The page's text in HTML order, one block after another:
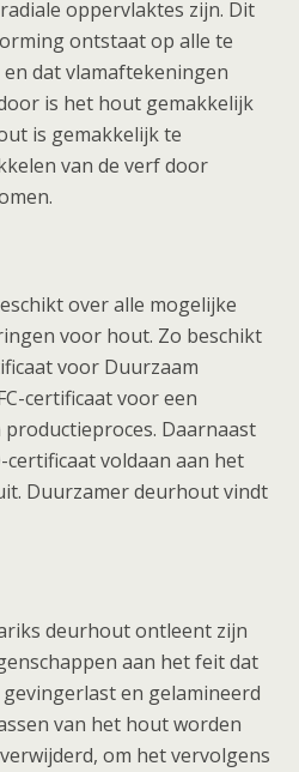
oppervlaktes zijn. Dit
ontstaat op alle te
dat vlamaftekeningen
is het hout gemakkelijk
is gemakkelijk te
van de verf door
over alle mogelijke
voor hout. Zo beschikt
voor Duurzaam
certificaat voor een
Daarnaast
voldaan aan het
Duurzamer deurhout vindt
deurhout ontleent zijn
aan het feit dat
en gelamineerd
van het hout worden
om het vervolgens